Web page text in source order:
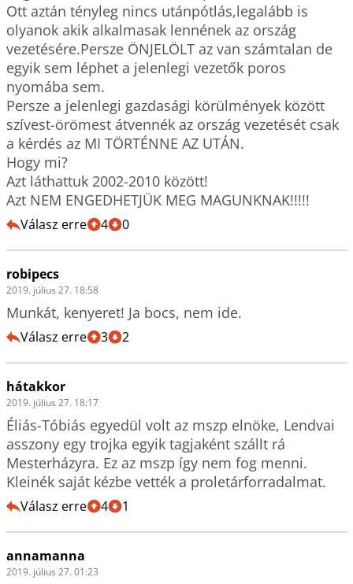
Ott aztán tényleg nincs utánpótlás,legalább is
olyanok akik alkalmasak lennének az ország
vezetésére.Persze ÖNJELÖLT az van számtalan de
egyik sem léphet a jelenlegi vezetők poros
nyomába sem.
Persze a jelenlegi gazdasági körülmények között
szívest-örömest átvennék az ország vezetését csak
a kérdés az MI TÖRTÉNNE AZ UTÁN.
Hogy mi?
Azt láthattuk 2002-2010 között!
Azt NEM ENGEDHETJÜK MEG MAGUNKNAK!!!!!
Válasz erre 4 0
robipecs
2019. július 27. 18:58
Munkát, kenyeret! Ja bocs, nem ide.
Válasz erre 3 2
hátakkor
2019. július 27. 18:17
Éliás-Tóbiás egyedül volt az mszp elnöke, Lendvai
asszony egy trojka egyik tagjaként szállt rá
Mesterházyra. Ez az mszp így nem fog menni.
Kleinék saját kézbe vették a proletárforradalmat.
Válasz erre 4 1
annamanna
2019. július 27. 01:23